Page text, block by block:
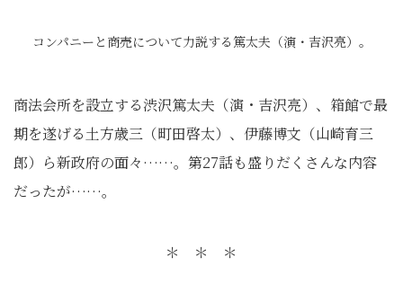
コンパニーと商売について力説する篤太夫（演・吉沢亮）。
商法会所を設立する渋沢篤太夫（演・吉沢亮）、箱館で最
期を遂げる土方歳三（町田啓太）、伊藤博文（山崎育三
郎）ら新政府の面々……。第27話も盛りだくさんな内容
だったが……。
＊ ＊ ＊